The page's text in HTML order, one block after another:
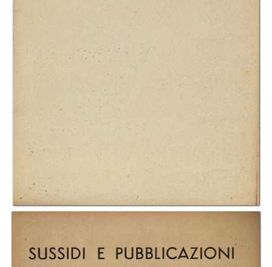
In collections
Cataloghi Paravia per la scuola
Title:
DISEGNO CALLIGRAFIA STENOGRAFIA - Sussidi e pubblicazioni
Publisher:
G.B. Paravia & C.
1940
Subject: